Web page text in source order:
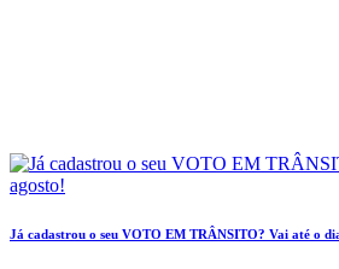
Já cadastrou o seu VOTO EM TRÂNSITO? Vai até o